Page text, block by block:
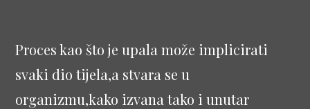
Proces kao što je upala može implicirati
svaki dio tijela,a stvara se u
organizmu,kako izvana tako i unutar